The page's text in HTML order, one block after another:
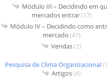
Módulo III – Decidindo em
mercados entrar(17)
Módulo IV – Decidindo como
mercado (47)
Vendas(2)
Pesquisa de Clima Organizacional
Artigos(4)